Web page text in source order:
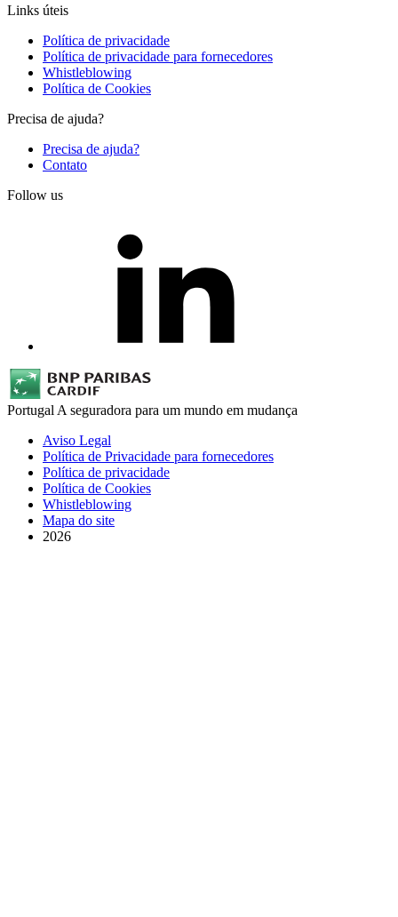
Links úteis
Política de privacidade
Política de privacidade para fornecedores
Whistleblowing
Política de Cookies
Precisa de ajuda?
Precisa de ajuda?
Contato
Follow us
Portugal A seguradora para um mundo em mudança
Aviso Legal
Política de Privacidade para fornecedores
Política de privacidade
Política de Cookies
Whistleblowing
Mapa do site
2026